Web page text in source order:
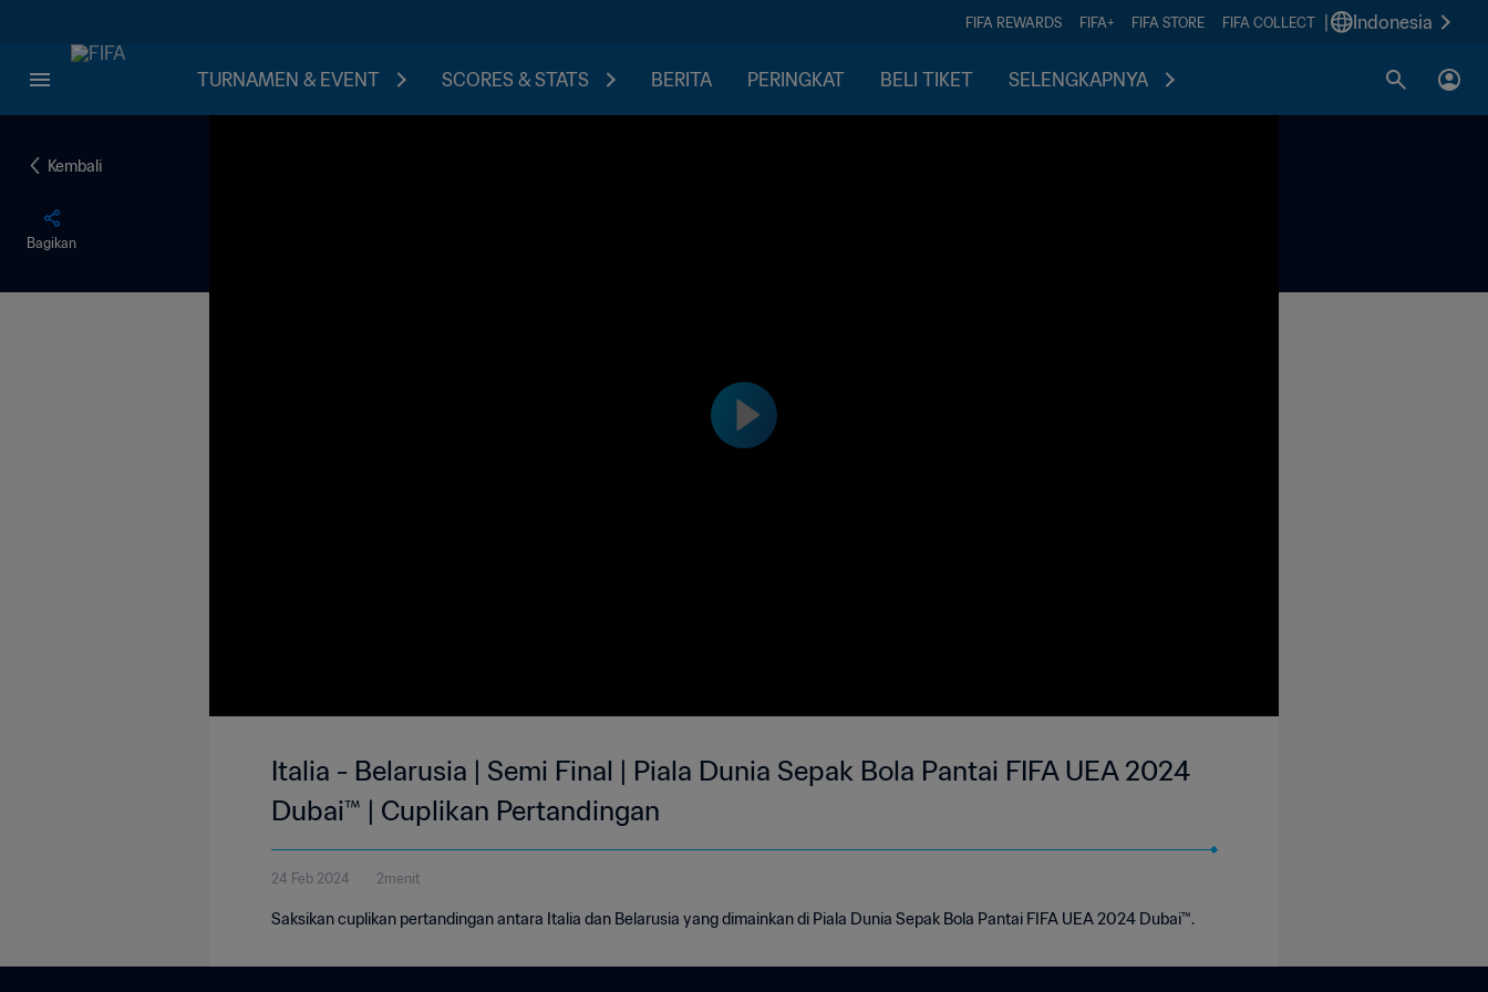
FIFA REWARDS FIFA+ FIFA STORE FIFA COLLECT Indonesia
TURNAMEN & EVENT SCORES & STATS BERITA PERINGKAT BELI TIKET SELENGKAPNYA
Kembali
Bagikan
Italia - Belarusia | Semi Final | Piala Dunia Sepak Bola Pantai FIFA UEA 2024
Dubai™ | Cuplikan Pertandingan
24 Feb 2024 2menit
Saksikan cuplikan pertandingan antara Italia dan Belarusia yang dimainkan di Piala Dunia Sepak Bola Pantai FIFA UEA 2024 Dubai™.